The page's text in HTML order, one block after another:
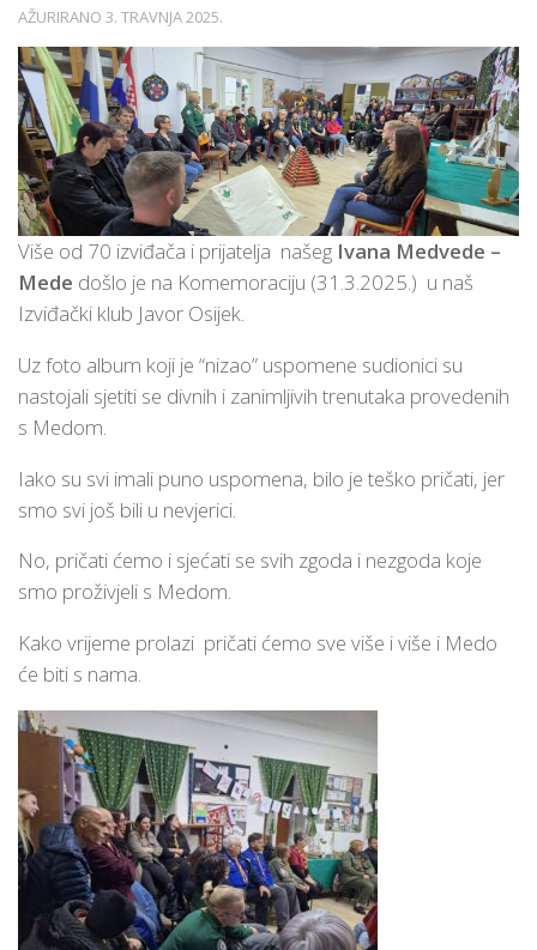
AŽURIRANO 3. TRAVNJA 2025.
Više od 70 izviđača i prijatelja našeg Ivana Medvede –
Mede došlo je na Komemoraciju (31.3.2025.) u naš
Izviđački klub Javor Osijek.
Uz foto album koji je “nizao” uspomene sudionici su
nastojali sjetiti se divnih i zanimljivih trenutaka provedenih
s Medom.
Iako su svi imali puno uspomena, bilo je teško pričati, jer
smo svi još bili u nevjerici.
No, pričati ćemo i sjećati se svih zgoda i nezgoda koje
smo proživjeli s Medom.
Kako vrijeme prolazi pričati ćemo sve više i više i Medo
će biti s nama.